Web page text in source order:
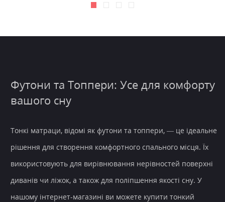
Футони та Топпери: Усе для комфорту
вашого сну
Тонкі матраци, відомі як футони та топпери, — це ідеальне
рішення для створення комфортного спального місця. Їх
використовують для вирівнювання нерівностей поверхні
диванів чи ліжок, а також для поліпшення якості сну. У
нашому інтернет-магазині ви можете купити тонкий